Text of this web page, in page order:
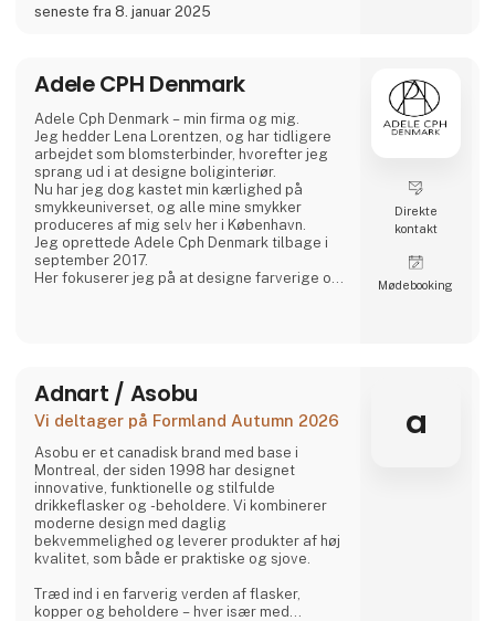
seneste fra 8. januar 2025
Adele CPH Denmark
Adele Cph Denmark – min firma og mig.
Jeg hedder Lena Lorentzen, og har tidligere
arbejdet som blomsterbinder, hvorefter jeg
sprang ud i at designe boliginteriør.
Nu har jeg dog kastet min kærlighed på
smykkeuniverset, og alle mine smykker
produceres af mig selv her i København.
Jeg oprettede Adele Cph Denmark tilbage i
september 2017.
Her fokuserer jeg på at designe farverige og
Alle små glasperler er forgyldt sølv og
sterling sølv.
Alle smykker laves i København.
Direkte
kontakt
Møde­booking
Adnart / Asobu
Vi deltager på Formland Autumn 2026
Asobu er et canadisk brand med base i
Montreal, der siden 1998 har designet
innovative, funktionelle og stilfulde
drikkeflasker og -beholdere. Vi kombinerer
moderne design med daglig
bekvemmelighed og leverer produkter af høj
kvalitet, som både er praktiske og sjove.
Træd ind i en farverig verden af flasker,
kopper og beholdere – hver især med
a